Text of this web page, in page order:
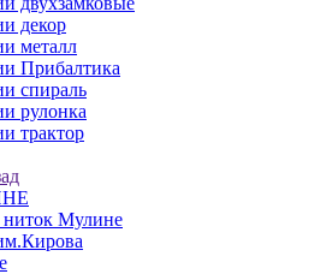
декор
металл
Прибалтика
спираль
рулонка
трактор
Мулине